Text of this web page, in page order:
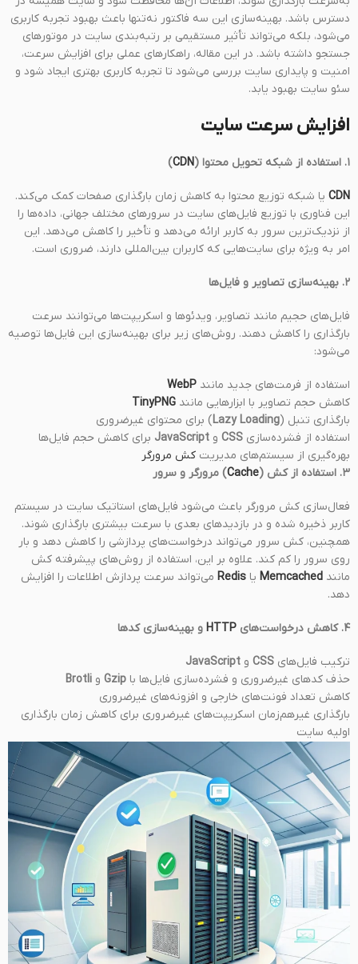
دسترس باشد. بهینه‌سازی این سه فاکتور نه‌تنها باعث بهبود تجربه کاربری
می‌شود، بلکه می‌تواند تأثیر مستقیمی بر رتبه‌بندی سایت در موتورهای
جستجو داشته باشد. در این مقاله، راهکارهای عملی برای افزایش سرعت،
امنیت و پایداری سایت بررسی می‌شود تا تجربه کاربری بهتری ایجاد شود و
سئو سایت بهبود یابد.
افزایش سرعت سایت
۱. استفاده از شبکه تحویل محتوا ( CDN
)
CDN یا شبکه توزیع محتوا به کاهش زمان بارگذاری صفحات کمک می‌کند.
این فناوری با توزیع فایل‌های سایت در سرورهای مختلف جهانی، داده‌ها را
از نزدیک‌ترین سرور به کاربر ارائه می‌دهد و تأخیر را کاهش می‌دهد. این
امر به ویژه برای سایت‌هایی که کاربران بین‌المللی دارند، ضروری است.
۲. بهینه‌سازی تصاویر و فایل‌ها
فایل‌های حجیم مانند تصاویر، ویدئوها و اسکریپت‌ها می‌توانند سرعت
بارگذاری را کاهش دهند. روش‌های زیر برای بهینه‌سازی این فایل‌ها توصیه
می‌شود:
استفاده از فرمت‌های جدید مانند WebP
کاهش حجم تصاویر با ابزارهایی مانند TinyPNG
بارگذاری تنبل (Lazy Loading) برای محتوای غیرضروری
استفاده از فشرده‌سازی CSS و JavaScript برای کاهش حجم فایل‌ها
بهره‌گیری از سیستم‌های مدیریت کش مرورگر
۳. استفاده از کش (
Cache) مرورگر و سرور
فعال‌سازی کش مرورگر باعث می‌شود فایل‌های استاتیک سایت در سیستم
کاربر ذخیره شده و در بازدیدهای بعدی با سرعت بیشتری بارگذاری شوند.
همچنین، کش سرور می‌تواند درخواست‌های پردازشی را کاهش دهد و بار
روی سرور را کم کند. علاوه بر این، استفاده از روش‌های پیشرفته کش
مانند Memcached یا Redis می‌تواند سرعت پردازش اطلاعات را افزایش
دهد.
۴. کاهش درخواست‌های HTTP و بهینه‌سازی کدها
ترکیب فایل‌های CSS و JavaScript
حذف کدهای غیرضروری و فشرده‌سازی فایل‌ها با Gzip و Brotli
کاهش تعداد فونت‌های خارجی و افزونه‌های غیرضروری
بارگذاری غیرهم‌زمان اسکریپت‌های غیرضروری برای کاهش زمان بارگذاری
اولیه سایت